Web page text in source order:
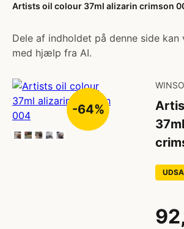
Artists oil colour 37ml alizarin crimson
Dele af indholdet på denne side
med hjælp fra AI.
-64%